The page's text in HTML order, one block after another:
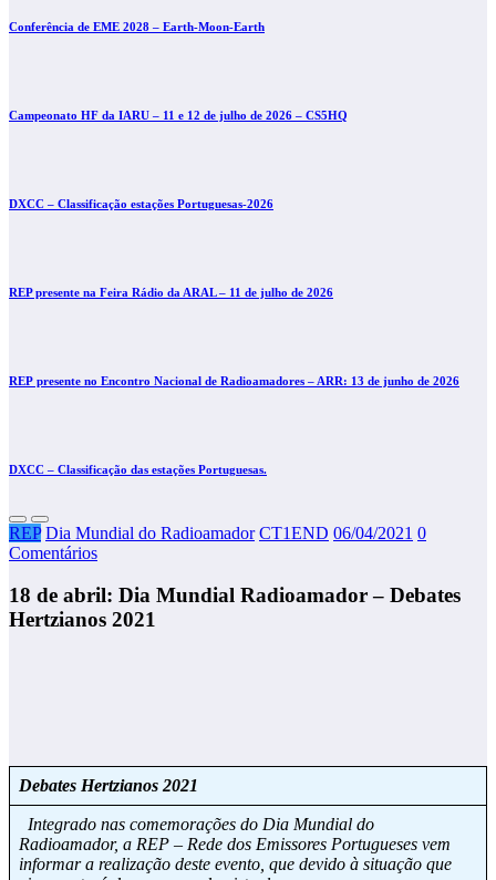
Conferência de EME 2028 – Earth-Moon-Earth
Campeonato HF da IARU – 11 e 12 de julho de 2026 – CS5HQ
DXCC – Classificação estações Portuguesas-2026
REP presente na Feira Rádio da ARAL – 11 de julho de 2026
REP presente no Encontro Nacional de Radioamadores – ARR: 13 de junho de 2026
DXCC – Classificação das estações Portuguesas.
REP Dia Mundial do Radioamador CT1END 06/04/2021 0
Comentários
18 de abril: Dia Mundial Radioamador – Debates
Hertzianos 2021
Debates Hertzianos 2021
Integrado nas comemorações do Dia Mundial do
Radioamador, a REP – Rede dos Emissores Portugueses vem
informar a realização deste evento, que devido à situação que